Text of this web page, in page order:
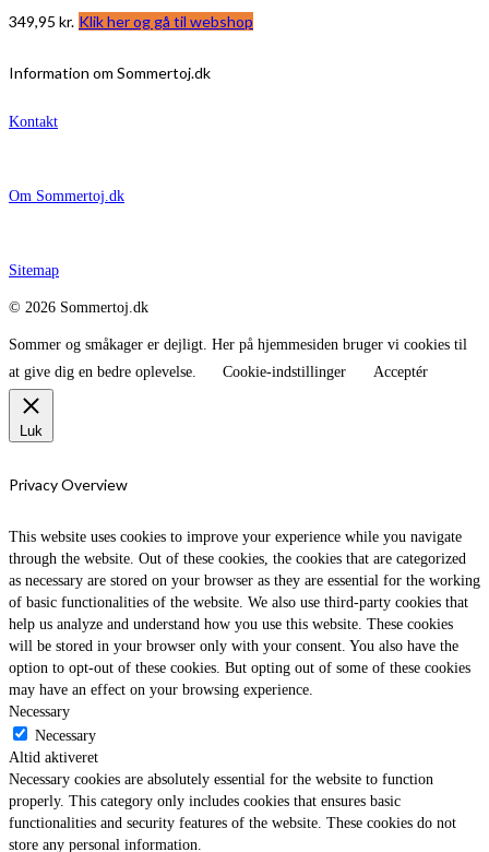
349,95 kr. Klik her og gå til webshop
Information om Sommertoj.dk
Kontakt
Om Sommertoj.dk
Sitemap
© 2026 Sommertoj.dk
Sommer og småkager er dejligt. Her på hjemmesiden bruger vi cookies til
at give dig en bedre oplevelse.
Cookie-indstillinger Acceptér
Luk
Privacy Overview
This website uses cookies to improve your experience while you navigate
through the website. Out of these cookies, the cookies that are categorized
as necessary are stored on your browser as they are essential for the working
of basic functionalities of the website. We also use third-party cookies that
help us analyze and understand how you use this website. These cookies
will be stored in your browser only with your consent. You also have the
option to opt-out of these cookies. But opting out of some of these cookies
may have an effect on your browsing experience.
Necessary
Necessary
Altid aktiveret
Necessary cookies are absolutely essential for the website to function
properly. This category only includes cookies that ensures basic
functionalities and security features of the website. These cookies do not
store any personal information.